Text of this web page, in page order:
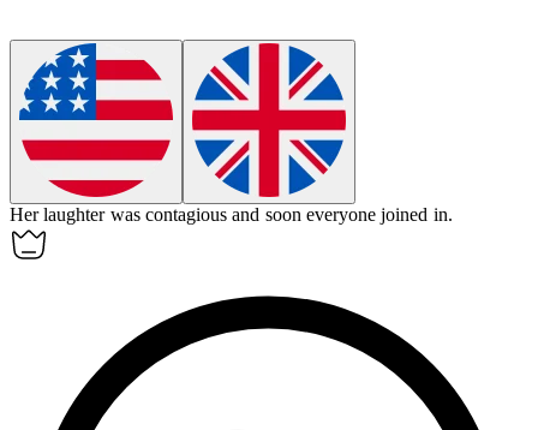
Her laughter was contagious and soon everyone joined in.